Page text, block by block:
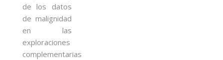
de los datos
de malignidad
en las
exploraciones
complementarias